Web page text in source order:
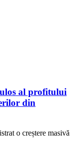
al profitului
din
o creștere masivă